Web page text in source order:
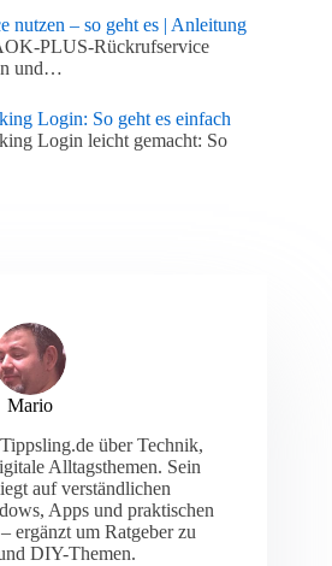
– so geht es | Anleitung
PLUS-Rückrufservice
und…
Login: So geht es einfach
Login leicht gemacht: So
Mario
über Technik,
Alltagsthemen. Sein
auf verständlichen
Apps und praktischen
ergänzt um Ratgeber zu
DIY-Themen.